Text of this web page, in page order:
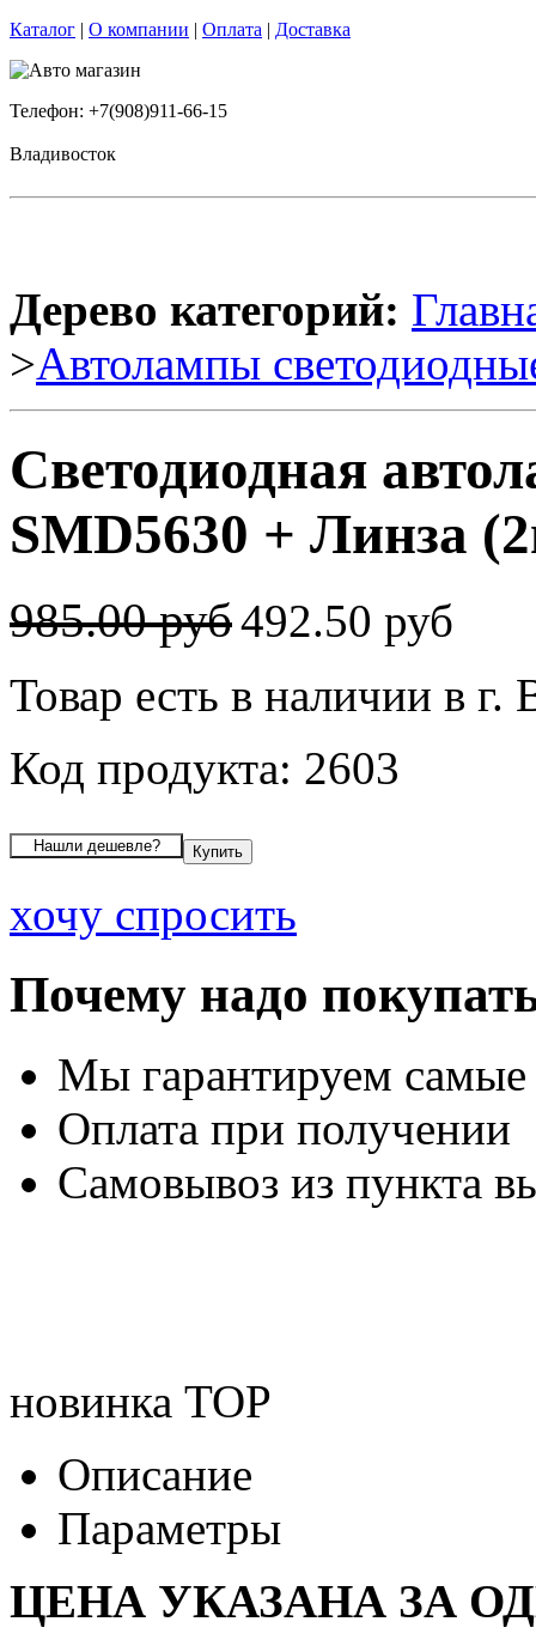
Каталог | О компании | Оплата | Доставка
Телефон: +7(908)911-66-15
Владивосток
Дерево категорий:
>Автолампы
Светодиодная
SMD5630 + Линза
985.00 руб492.50 руб
Товар есть в наличии в г.
Код продукта: 2603
хочу спросить
Почему надо
Мы гарантируем
Оплата при получении
Самовывоз из пункта
новинка TOP
Описание
Параметры
ЦЕНА УКАЗАНА ЗА